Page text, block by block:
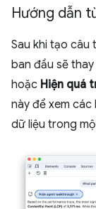
Hướng dẫn
Sau khi tạo câu
ban đầu sẽ
hoặc Hiện quá
này để xem
dữ liệu trong